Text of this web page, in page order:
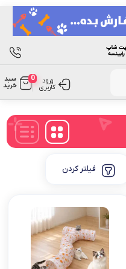
search ورود
کاربری
0 سبد
خرید
فیلتر کردن